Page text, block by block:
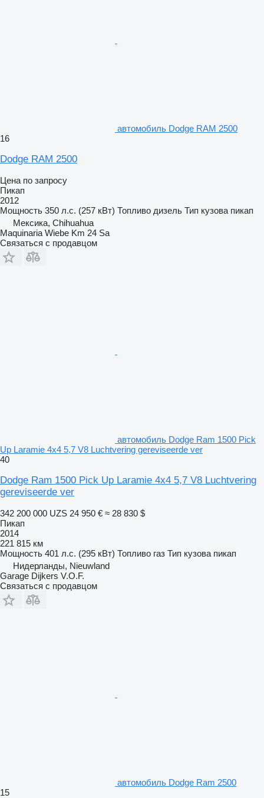
автомобиль Dodge RAM 2500
16
Dodge RAM 2500
Цена по запросу
Пикап
2012
Мощность 350 л.с. (257 кВт) Топливо дизель Тип кузова пикап
Мексика, Chihuahua
Maquinaria Wiebe Km 24 Sa
Связаться с продавцом
автомобиль Dodge Ram 1500 Pick
Up Laramie 4x4 5,7 V8 Luchtvering gereviseerde ver
40
Dodge Ram 1500 Pick Up Laramie 4x4 5,7 V8 Luchtvering
gereviseerde ver
342 200 000 UZS 24 950 € ≈ 28 830 $
Пикап
2014
221 815 км
Мощность 401 л.с. (295 кВт) Топливо газ Тип кузова пикап
Нидерланды, Nieuwland
Garage Dijkers V.O.F.
Связаться с продавцом
автомобиль Dodge Ram 2500
15